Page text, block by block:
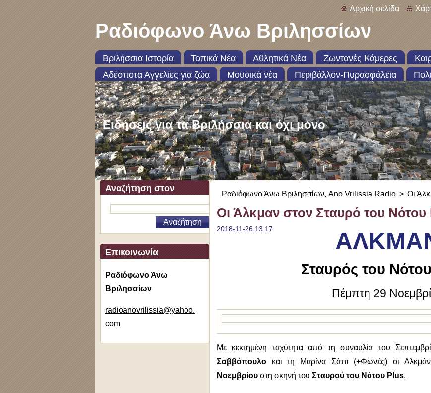
Αρχική σελίδα
Ραδιόφωνο Άνω Βριλησσίων
Βριλήσσια Ιστορία Τοπικά Νέα Αθλητικά Νέα Ζωντανές Κάμερες
Αδέσποτα Αγγελίες για ζώα
Μουσικά νέα Περιβάλλον-Πυρασφάλεια
Ειδήσεις για τα Βριλήσσια και όχι μόνο
Αναζήτηση στον
ιστότοπο
Επικοινωνία
Ραδιόφωνο Άνω
Βριλησσίων
radioanovrilissia@yahoo.
com
Ραδιόφωνο Άνω Βριλησσίων, Ano Vrilissia Radio > Οι
Οι Άλκμαν στον Σταυρό του Νότου
2018-11-26 13:17
Σταυρός του
Πέμπτη 29
Με κεκτημένη ταχύτητα από τη συναυλία του
Σαββόπουλο και τη Μαρίνα Σάττι (+Φωνές) οι
Νοεμβρίου στη σκηνή του Σταυρού του Νότου Plus.